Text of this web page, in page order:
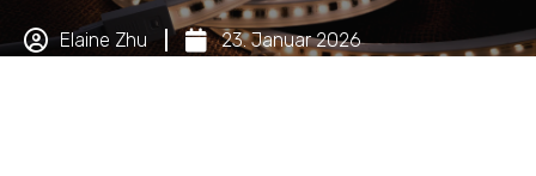
Elaine Zhu 23. Januar 2026